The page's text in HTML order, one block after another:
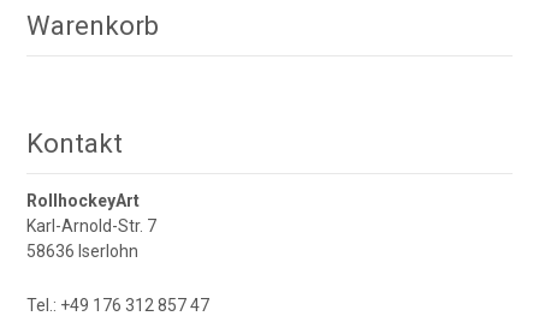
Warenkorb
Kontakt
RollhockeyArt
Karl-Arnold-Str. 7
58636 Iserlohn
Tel.: +49 176 312 857 47